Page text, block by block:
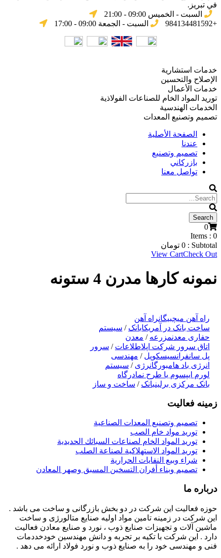
في تبریز.
السبت - الخميس 09:00 - 21:00
+984134481592
السبت - الجمعة 09:00 - 17:00
خدمات استشارية
الإصلاح والتحسين
خدمات الأعمال
توريد المواد الخام للصناعات الفولاذية
الخدمات الهندسية
تصميم وتصنيع المعدات
الصفحة الأصلية
عندنا
تصميم وتصنيع
بازركاني
تواصل معنا
0
Items : 0
Subtotal :
0 تومان
View CartCheck Out
نمونه کارها مدرن 4 ستونه
راه آهن میچبیگانراه آهن
ساخت بانک در آمریکابانک / سیستم
حفاری معدنمزرعه / معدن
اتاق سرور شرکت اپلاطلاعات / سرور
پل سانفرانسیسکوپل / مهندسی
انرژی باد هامبورگانرژی / سیستم
لورم ایپسوم یا طرح‌ نمادرگاه
بانک مرکزی برلینبانک / ساخت و ساز
زمینه فعالیت
تصميم وتصنيع المعدات الصناعية
توريد مواد خام الصب
توريد المواد الخام لصناعات السبائك الحديدية
توريد المواد الاستهلاكية لصناعة الصلب
شراء وبيع النفايات الحرارية
تصميم وبناء أفران التسخين المسبق وصهر المعادن
درباره ما
حوزه فعالیت این شرکت در دو بخش بازرگانی و ساخت می باشد .
این شرکت در زمینه تامین مواد اولیه صنایع متالورژی و ساخت
ماشین آلات و تجهیزات صنایع ذوب ، نورد و صنایع معادن فعالیت
دارد . این شرکت با تکیه بر تجربه و دانش مهندسین خودخددمات
فنی و مهندسی خود را به صنایع ذوب و نورد فولاد ارائه می دهد .